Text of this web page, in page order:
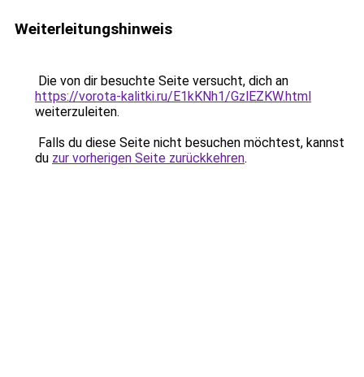
Weiterleitungshinweis
Die von dir besuchte Seite versucht, dich an
https://vorota-kalitki.ru/E1kKNh1/GzlEZKW.html
weiterzuleiten.
Falls du diese Seite nicht besuchen möchtest, kannst
du zur vorherigen Seite zurückkehren.